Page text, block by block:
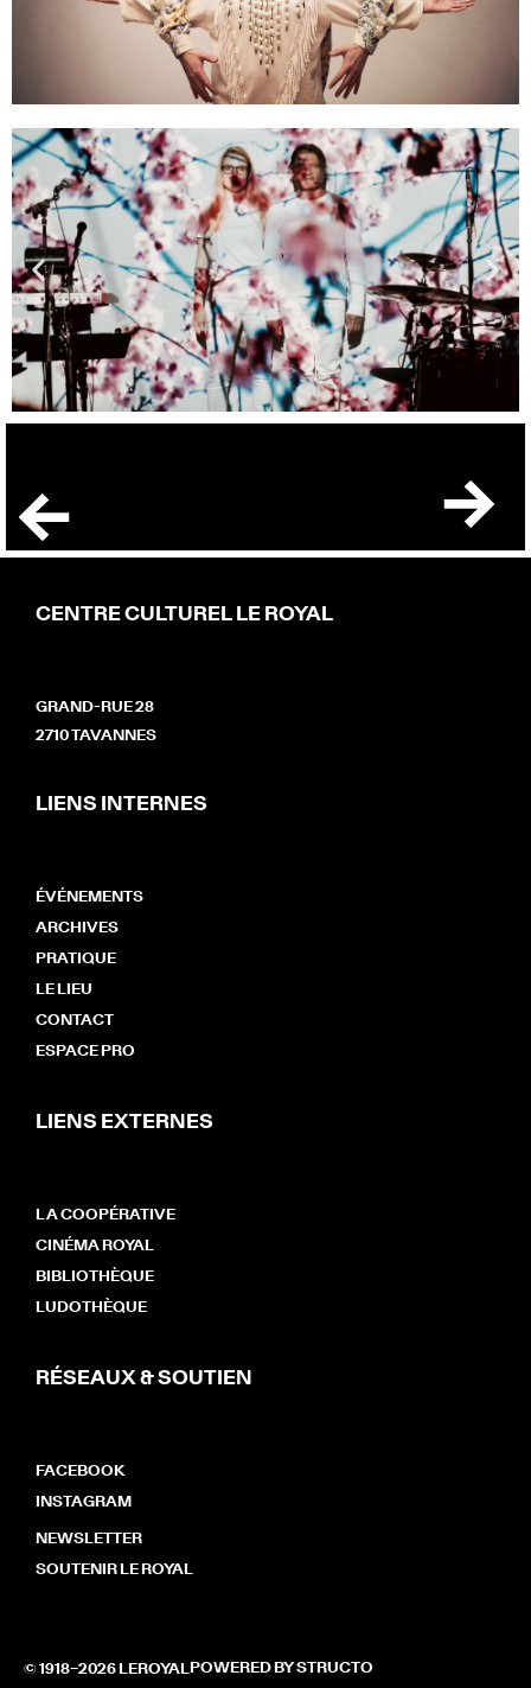
CENTRE CULTUREL LE ROYAL
GRAND-RUE 28
2710 TAVANNES
LIENS INTERNES
ÉVÉNEMENTS
ARCHIVES
PRATIQUE
LE LIEU
CONTACT
ESPACE PRO
LIENS EXTERNES
LA COOPÉRATIVE
CINÉMA ROYAL
BIBLIOTHÈQUE
LUDOTHÈQUE
RÉSEAUX & SOUTIEN
FACEBOOK
INSTAGRAM
NEWSLETTER
SOUTENIR LE ROYAL
© 1918–2026 LEROYAL POWERED BY STRUCTO​